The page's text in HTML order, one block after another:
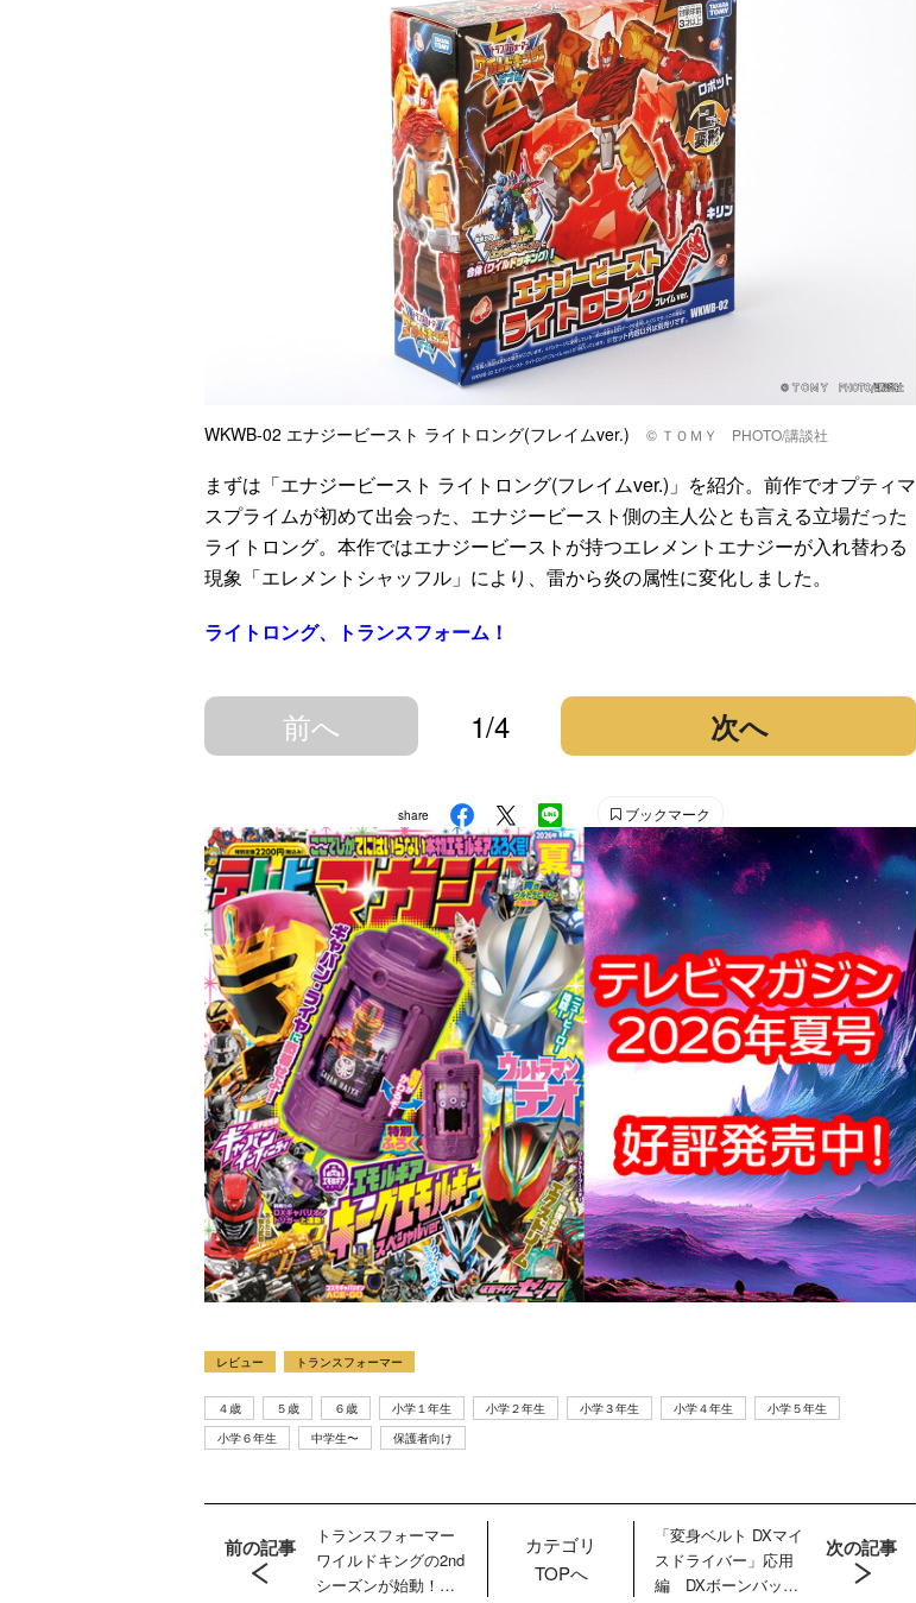
WKWB-02 エナジービースト ライトロング(フレイムver.) © ＴＯＭＹ PHOTO/講談社
まずは「エナジービースト ライトロング(フレイムver.)」を紹介。前作でオプティマ
スプライムが初めて出会った、エナジービースト側の主人公とも言える立場だった
ライトロング。本作ではエナジービーストが持つエレメントエナジーが入れ替わる
現象「エレメントシャッフル」により、雷から炎の属性に変化しました。
ライトロング、トランスフォーム！
前へ 1/4 次へ
share ブックマーク
レビュー トランスフォーマー
４歳 ５歳 ６歳 小学１年生 小学２年生 小学３年生 小学４年生
小学５年生
小学６年生
中学生〜 保護者向け
前の記事
トランスフォーマー
ワイルドキングの2nd
シーズンが始動！
カテゴリ
TOPへ
「変身ベルト DXマイ
スドライバー」応用
編 DXボーンバック
次の記事
【特別編】トラ
ンスフォーマー
ごー！ごー！
【月イチ更新】
【第6話更新
♡】 わんもあ！
トランスフォー
マーごー！ご
ー！【月末更
念！ ウルトラ
セブン＝モロボ
別インタビュー
念！ 仮面ライ
ダー１号＝本郷
タビュー
売!!